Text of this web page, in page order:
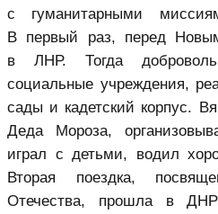
с гуманитарными
В первый раз, перед
в ЛНР. Тогда
социальные учреждения,
сады и кадетский корпус.
Деда Мороза,
играл с детьми, водил
Вторая поездка,
Отечества, прошла в